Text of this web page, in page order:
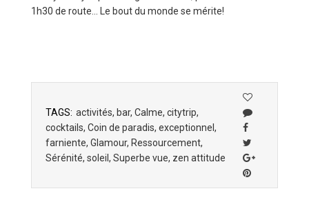
1h30 de route… Le bout du monde se mérite!
TAGS: activités, bar, Calme, citytrip,
cocktails, Coin de paradis, exceptionnel ,
farniente, Glamour, Ressourcement,
Sérénité, soleil , Superbe vue, zen attitude